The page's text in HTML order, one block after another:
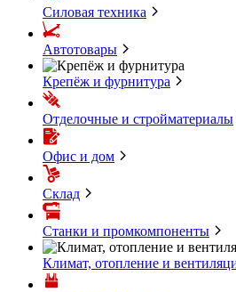
Силовая техника
Автотовары
Крепёж и фурнитура
Отделочные и стройматериалы
Офис и дом
Склад
Станки и промкомпоненты
Климат, отопление и